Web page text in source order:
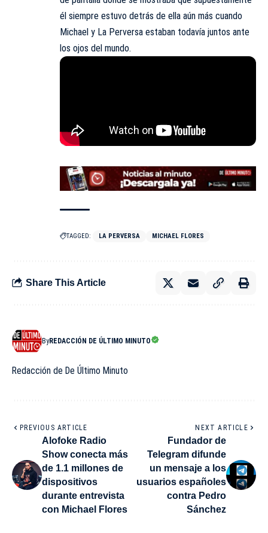
él siempre estuvo detrás de ella aún más cuando
Michael y La Perversa estaban todavía juntos ante
los ojos del mundo.
TAGGED: LA PERVERSA MICHAEL FLORES
Share This Article
ByREDACCIÓN DE ÚLTIMO MINUTO
Redacción de De Último Minuto
PREVIOUS ARTICLE
Alofoke Radio
Show conecta más
de 1.1 millones de
dispositivos
durante entrevista
con Michael Flores
NEXT ARTICLE
Fundador de
Telegram difunde
un mensaje a los
usuarios españoles
contra Pedro
Sánchez